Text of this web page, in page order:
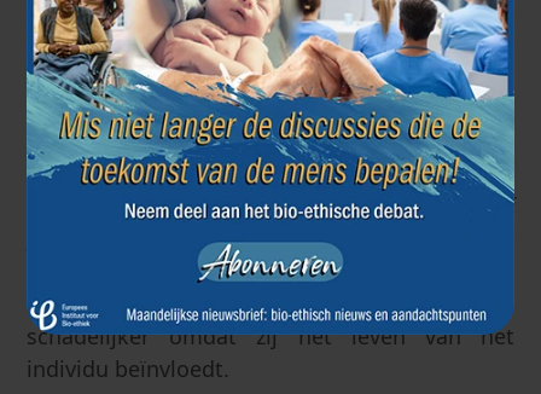
de materiële voorwaarden voor toegang tot
euthanasie ook vragen rijzen vanuit het
oogpunt van de naleving van de Spaanse
grondwet, en meer bepaald van
hetrechtszekerheidsbeginsel(artikel 9, lid 3).
Tot deze ongedefinieerde criteria behoren de
begrippen"voortdurend en ondraaglijk fysiek of
en"ernstige, chronische en
arbeidsongeschikt makende toestand"
onbepaaldheid van deze begrippen is des te
schadelijker omdat zij het leven van het
individu beïnvloedt.